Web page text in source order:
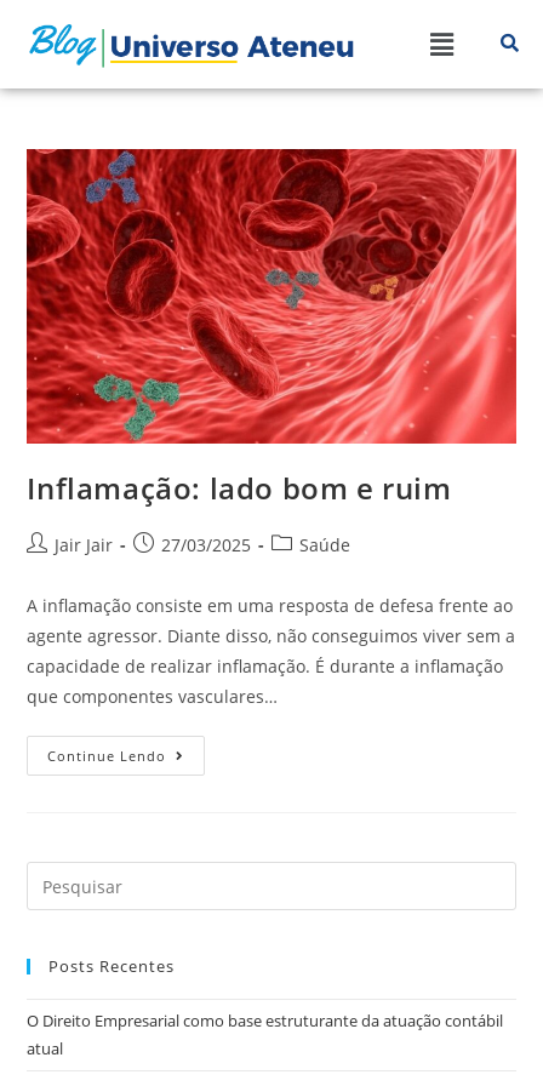
Inflamação: lado bom e ruim
Jair Jair 27/03/2025 Saúde
A inflamação consiste em uma resposta de defesa frente ao
agente agressor. Diante disso, não conseguimos viver sem a
capacidade de realizar inflamação. É durante a inflamação
que componentes vasculares…
Continue Lendo
Posts Recentes
O Direito Empresarial como base estruturante da atuação contábil
atual